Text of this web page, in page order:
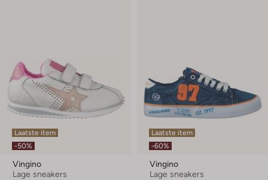
Laatste item
-50%
Vingino
Lage sneakers
Laatste item
-60%
Vingino
Lage sneakers